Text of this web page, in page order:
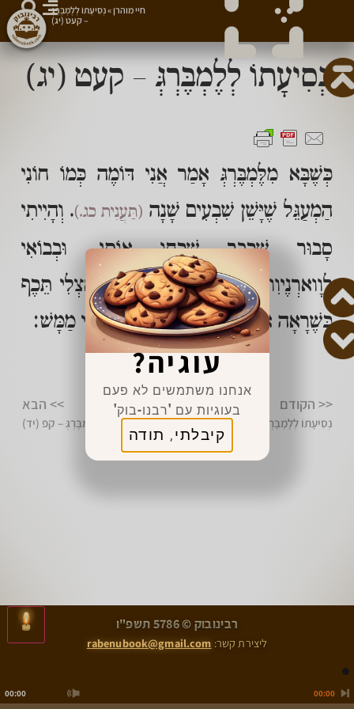
נְסִיעָתוֹ לְלֶמְבֶּרְגְּ – קעט (יג)
כְּשֶׁבָּא מִלֶּמְבֶּרְגְּ אָמַר אֲנִי דּוֹמֶה כְּמוֹ חוֹנִי
הַמְעַגֵּל שֶׁיָּשֵׁן שִׁבְעִים שָׁנָה (תַּעֲנִית כג.). וְהָיִיתִי
סָבוּר שֶׁכְּבָר שָׁכְחוּ אוֹתִי, וּבְבוֹאִי
לְוָוארְנֶיוִויצֶע קָפַץ אֶחָד מֵאֲנָשֵׁינוּ אֶצְלִי תֵּכֶף
כְּשֶׁרָאָה אוֹתִי, וְהוּא הָיָה מְחַיֶּה אוֹתִי מַמָּשׁ:
מצווה לשתף 👈
<< הקודם
נְסִיעָתוֹ לְלֶמְבֶּרְגְּ – קעח (יב)
>> הבא
נְסִיעָתוֹ לְלֶמְבֶּרְגְּ – קפ (יד)
חיי מוהרן»נְסִיעָתוֹ לְלֶמְבֶּרְגְּ
– קעט (יג)
נְסִיעָתוֹ לְלֶמְבֶּרְגְּ – קעח (יב)
>
נְסִיעָתוֹ לְלֶמְבֶּרְגְּ – קפ (יד)
00:00
00:00
רבינובוק © 5786 תשפ"ו
ליצירת קשר: rabenubook@gmail.com
עוגיה?
אנחנו משתמשים לא פעם
בעוגיות עם 'רבנו-בוק'
קיבלתי, תודה